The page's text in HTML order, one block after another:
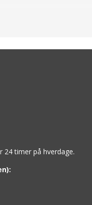
24 timer på hverdage.